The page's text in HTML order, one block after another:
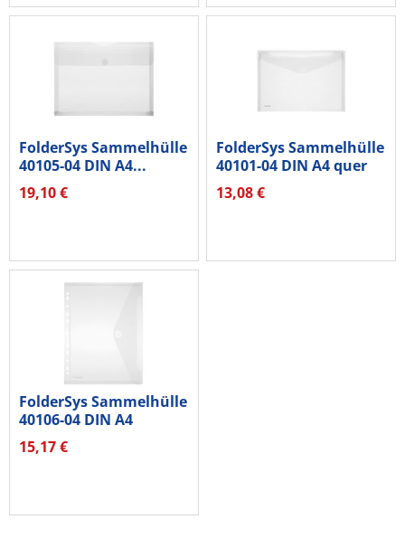
FolderSys Sammelhülle
40105-04 DIN A4...
19,10 €
FolderSys Sammelhülle
40101-04 DIN A4 quer
tr...
13,08 €
FolderSys Sammelhülle
40106-04 DIN A4
Lochrand...
15,17 €